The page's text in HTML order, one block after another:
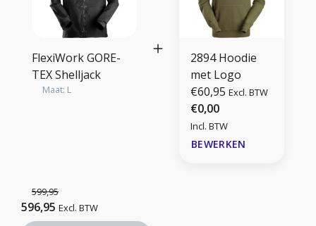
FlexiWork GORE-
TEX Shelljack
Maat: L
2894 Hoodie
met Logo
€60,95 Excl. BTW
€0,00
Incl. BTW
BEWERKEN
599,95
596,95 Excl. BTW